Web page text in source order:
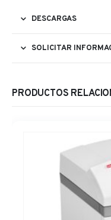
DESCARGAS
SOLICITAR
PRODUCTOS